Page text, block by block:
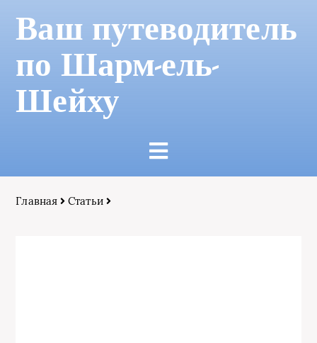
Ваш путеводитель
по Шарм-ель-
Шейху
Главная Статьи